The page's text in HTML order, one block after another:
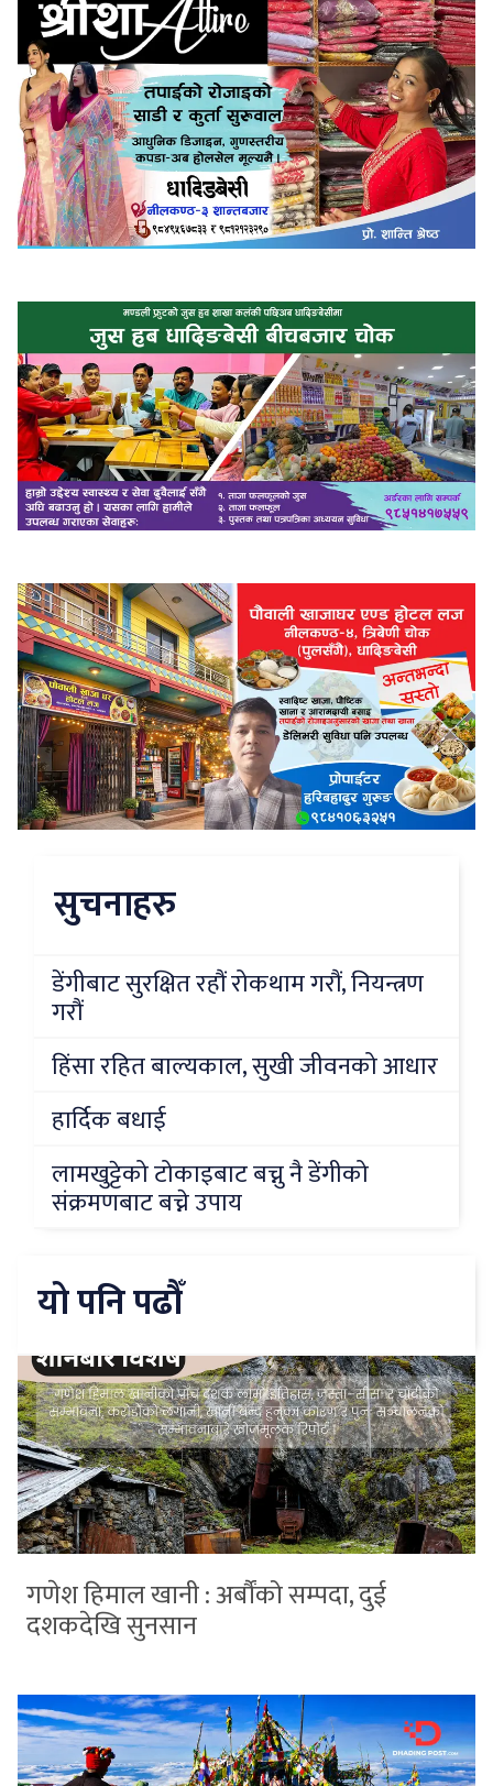
सुचनाहरु
डेंगीबाट सुरक्षित रहौं रोकथाम गरौं, नियन्त्रण
गरौं
हिंसा रहित बाल्यकाल, सुखी जीवनको आधार
हार्दिक बधाई
लामखुट्टेको टोकाइबाट बच्नु नै डेंगीको
संक्रमणबाट बच्ने उपाय
यो पनि पढौँ
गणेश हिमाल खानी : अर्बौंको सम्पदा, दुई
दशकदेखि सुनसान